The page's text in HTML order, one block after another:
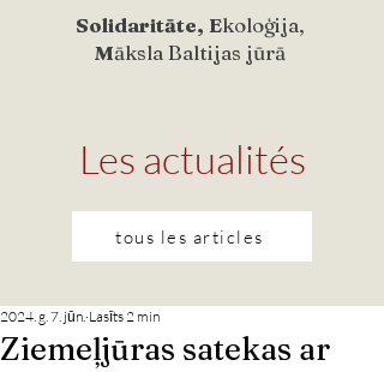
Solidaritāte, Ekoloģija,
Māksla Baltijas jūrā
Les actualités
tous les articles
Ziemeļjūras satekas ar
2024. g. 7. jūn. Lasīts 2 min